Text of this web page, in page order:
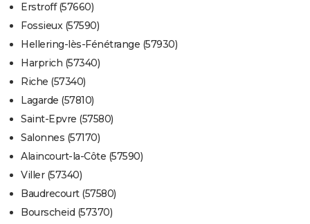
Erstroff (57660)
Fossieux (57590)
Hellering-lès-Fénétrange (57930)
Harprich (57340)
Riche (57340)
Lagarde (57810)
Saint-Epvre (57580)
Salonnes (57170)
Alaincourt-la-Côte (57590)
Viller (57340)
Baudrecourt (57580)
Bourscheid (57370)